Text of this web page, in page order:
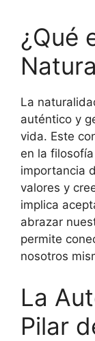
¿Qué
La
auténtico y
vida. Este
en la
importancia
valores y
implica
abrazar
permite
nosotros
La
Pilar